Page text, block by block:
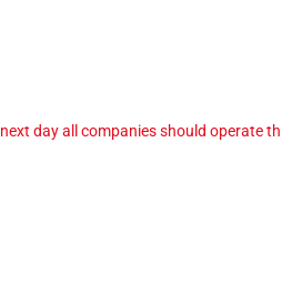
day all companies should operate